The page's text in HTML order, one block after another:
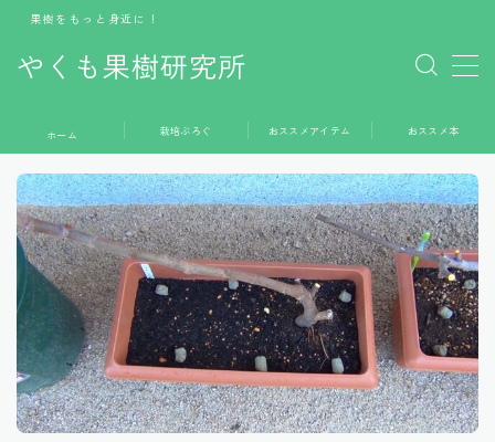
やくも果樹研究所
果樹をもっと身近に！
MENU
ホーム
栽培ぶろぐ
おススメアイテム
おススメ本
お問い合わせ
ホーム 栽培ぶろぐ おススメアイテム おススメ本